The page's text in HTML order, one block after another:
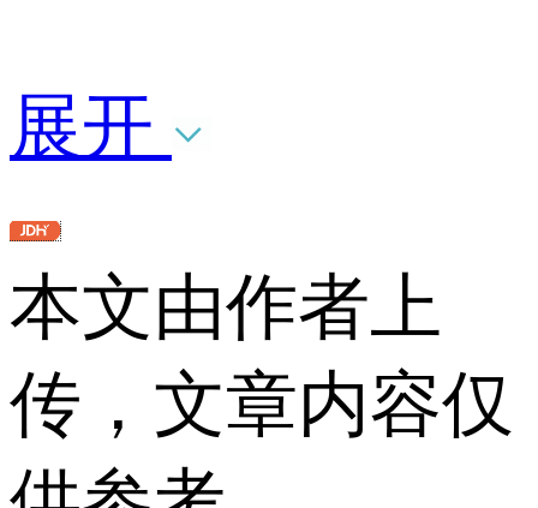
展开
本文由作者上
传，文章内容仅